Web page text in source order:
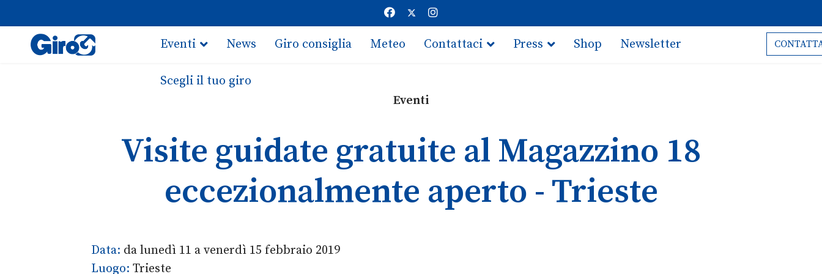
Eventi News Giro consiglia Meteo Contattaci Press Shop Newsletter
Scegli il tuo giro
Eventi
Visite guidate gratuite al Magazzino 18
eccezionalmente aperto - Trieste
Data: da lunedì 11 a venerdì 15 febbraio 2019
Luogo: Trieste